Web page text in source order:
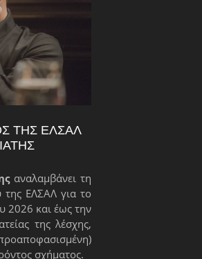
Σας καλωσορίζουμε
Λέσχης
Σας καλωσορίζουμε
Λέσχης
Σας καλωσορίζουμε
Λέσχης
Σας καλωσορίζουμε
Λέσχης
Σας καλωσορίζουμε
Λέσχης
ΤΗΣ ΕΛΣΑΛ
αναλαμβάνει τη
ΕΛΣΑΛ για το
2026 και έως την
της λέσχης,
σχήματος.